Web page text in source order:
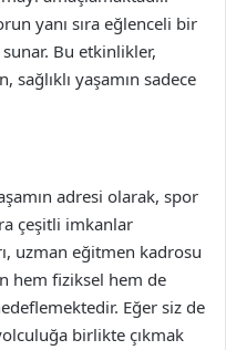
yanı sıra eğlenceli bir
Bu etkinlikler,
sağlıklı yaşamın sadece
adresi olarak, spor
çeşitli imkanlar
uzman eğitmen kadrosu
hem fiziksel hem de
Eğer siz de
birlikte çıkmak